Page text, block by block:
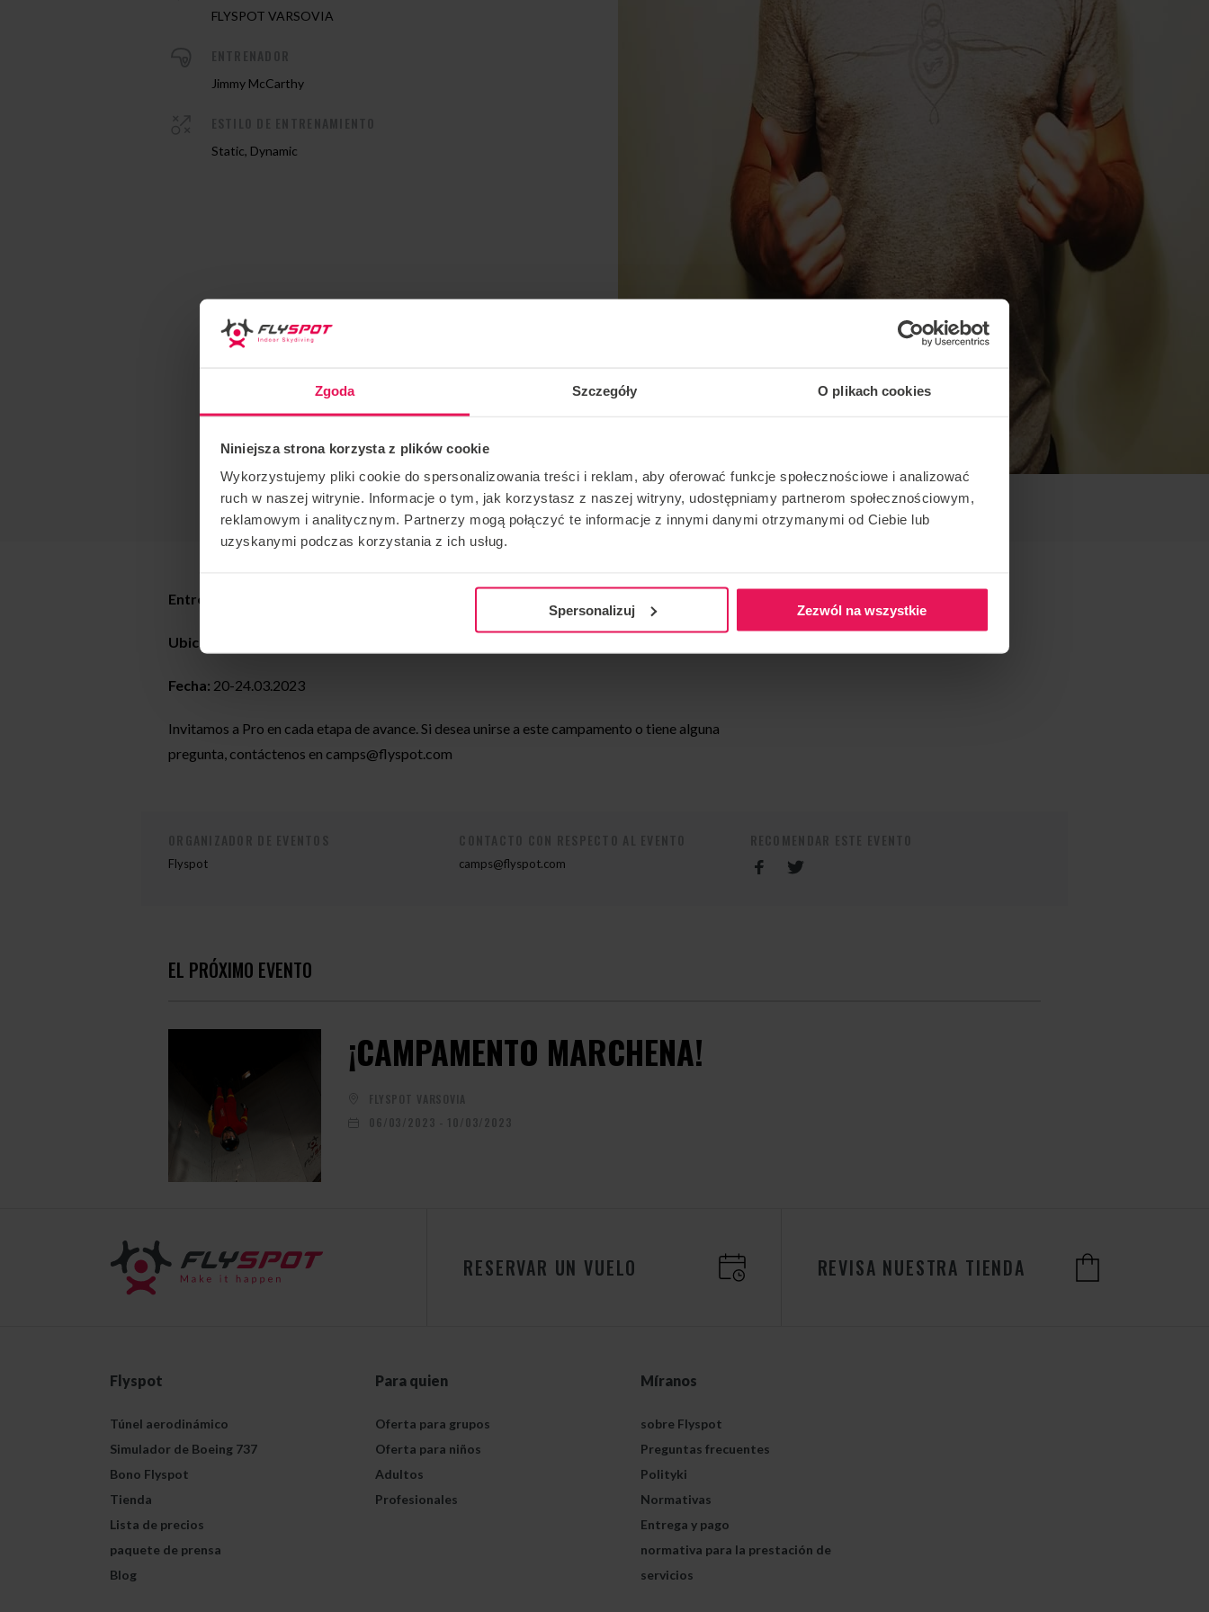
Zgoda Szczegóły O plikach cookies
Niniejsza strona korzysta z plików cookie
Wykorzystujemy pliki cookie do spersonalizowania treści i reklam, aby oferować funkcje społecznościowe i analizować
ruch w naszej witrynie. Informacje o tym, jak korzystasz z naszej witryny, udostępniamy partnerom społecznościowym,
reklamowym i analitycznym. Partnerzy mogą połączyć te informacje z innymi danymi otrzymanymi od Ciebie lub
uzyskanymi podczas korzystania z ich usług.
Spersonalizuj Zezwól na wszystkie
FLYSPOT VARSOVIA
Jimmy McCarthy
Static, Dynamic
Entrenador:
Ubicación: Flyspot Warsaw
Fecha: 20-24.03.2023
Invitamos a Pro en cada etapa de avance. Si desea unirse a este campamento o tiene alguna
pregunta, contáctenos en camps@flyspot.com
Flyspot camps@flyspot.com
EL PRÓXIMO EVENTO
¡CAMPAMENTO MARCHENA!
FLYSPOT VARSOVIA
06/03/2023 - 10/03/2023
RESERVAR UN VUELO REVISA NUESTRA TIENDA
Flyspot
Túnel aerodinámico
Simulador de Boeing 737
Bono Flyspot
Tienda
Lista de precios
paquete de prensa
Blog
Para quien
Oferta para grupos
Oferta para niños
Adultos
Profesionales
Míranos
sobre Flyspot
Preguntas frecuentes
Polityki
Normativas
Entrega y pago
normativa para la prestación de
servicios